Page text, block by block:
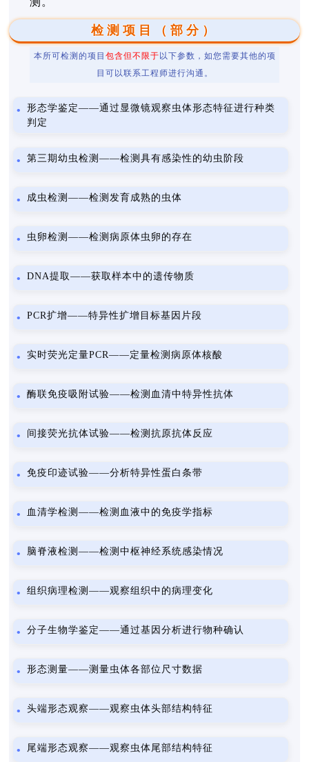
检测项目（部分）
本所可检测的项目 包含但不限于 以下参数，如您需要其他的项
目可以联系工程师进行沟通。
形态学鉴定——通过显微镜观察虫体形态特征进行种类
判定
第三期幼虫检测——检测具有感染性的幼虫阶段
成虫检测——检测发育成熟的虫体
虫卵检测——检测病原体虫卵的存在
DNA提取——获取样本中的遗传物质
PCR扩增——特异性扩增目标基因片段
实时荧光定量PCR——定量检测病原体核酸
酶联免疫吸附试验——检测血清中特异性抗体
间接荧光抗体试验——检测抗原抗体反应
免疫印迹试验——分析特异性蛋白条带
血清学检测——检测血液中的免疫学指标
脑脊液检测——检测中枢神经系统感染情况
组织病理检测——观察组织中的病理变化
分子生物学鉴定——通过基因分析进行物种确认
形态测量——测量虫体各部位尺寸数据
头端形态观察——观察虫体头部结构特征
尾端形态观察——观察虫体尾部结构特征